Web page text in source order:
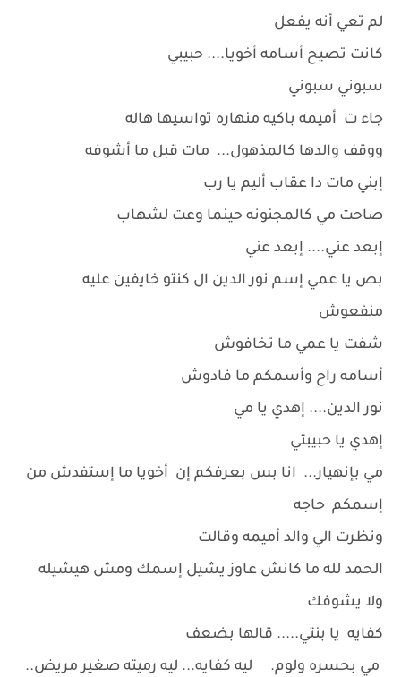
لم تعي أنه يفعل
كانت تصيح أسامه أخويا.... حبيبي
سبوني سبوني
جاء ت أميمه باكيه منهاره تواسيها هاله
ووقف والدها كالمذهول... مات قبل ما أشوفه
إبني مات دا عقاب أليم يا رب
صاحت مي كالمجنونه حينما وعت لشهاب
إبعد عني.... إبعد عني
بص يا عمي إسم نور الدين ال كنتو خايفين عليه
منفعوش
شفت يا عمي ما تخافوش
أسامه راح وأسمكم ما فادوش
نور الدين.... إهدي يا مي
إهدي يا حبيبتي
مي بإنهيار... انا بس بعرفكم إن أخويا ما إستفدش من
إسمكم حاجه
ونظرت الي والد أميمه وقالت
الحمد لله ما كانش عاوز يشيل إسمك ومش هيشيله
ولا يشوفك
كفايه يا بنتي..... قالها بضعف
مي بحسره ولوم. ليه كفايه... ليه رميته صغير مريض..